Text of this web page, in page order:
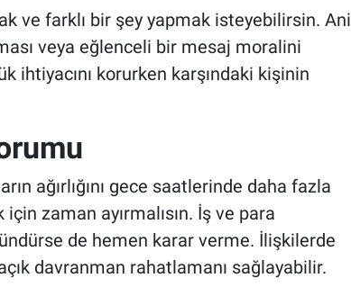
ve farklı bir şey yapmak isteyebilirsin. Ani
veya eğlenceli bir mesaj moralini
ihtiyacını korurken karşındaki kişinin
ağırlığını gece saatlerinde daha fazla
zaman ayırmalısın. İş ve para
de hemen karar verme. İlişkilerde
davranman rahatlamanı sağlayabilir.